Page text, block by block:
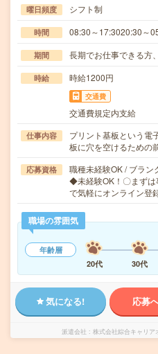
曜日頻度 シフト制
時間 08:30～17:3020:30～
期間 長期でお仕事できる方
時給 時給1200円
交通費
交通費規定内支給
仕事内容
プリント基板という電
板に穴を空けるための
応募資格
職種未経験OK / ブラン
◆未経験OK！〇まずは
で気軽にオンライン
職場の雰囲気
年齢層
20代
30代
気になる! 応募
派遣会社 株式会社綜合キャリ